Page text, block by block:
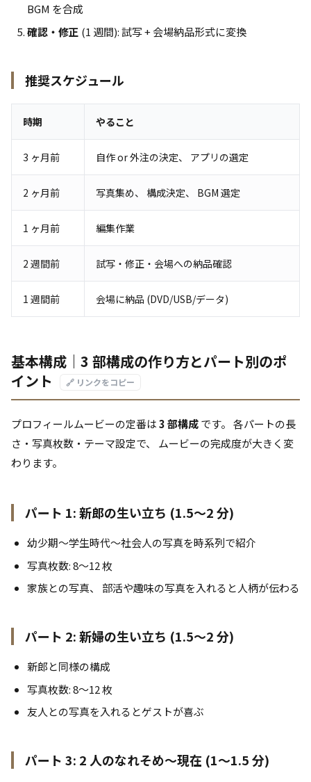
BGM を合成
確認・修正 (1 週間): 試写 + 会場納品形式に変換
推奨スケジュール
時期 やること
3 ヶ月前 自作 or 外注の決定、 アプリの選定
2 ヶ月前 写真集め、 構成決定、 BGM 選定
1 ヶ月前 編集作業
2 週間前 試写・修正・会場への納品確認
1 週間前 会場に納品 (DVD/USB/データ)
基本構成｜3 部構成の作り方とパート別のポ
イント
🔗 リンクをコピー
プロフィールムービーの定番は3 部構成です。 各パートの長
さ・写真枚数・テーマ設定で、 ムービーの完成度が大きく変
わります。
パート 1: 新郎の生い立ち (1.5〜2 分)
幼少期〜学生時代〜社会人の写真を時系列で紹介
写真枚数: 8〜12 枚
家族との写真、 部活や趣味の写真を入れると人柄が伝わる
パート 2: 新婦の生い立ち (1.5〜2 分)
新郎と同様の構成
写真枚数: 8〜12 枚
友人との写真を入れるとゲストが喜ぶ
パート 3: 2 人のなれそめ〜現在 (1〜1.5 分)